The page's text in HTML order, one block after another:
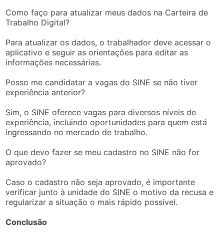
Como faço para atualizar meus dados na Carteira de
Trabalho Digital?
Para atualizar os dados, o trabalhador deve acessar o
aplicativo e seguir as orientações para editar as
informações necessárias.
Posso me candidatar a vagas do SINE se não tiver
experiência anterior?
Sim, o SINE oferece vagas para diversos níveis de
experiência, incluindo oportunidades para quem está
ingressando no mercado de trabalho.
O que devo fazer se meu cadastro no SINE não for
aprovado?
Caso o cadastro não seja aprovado, é importante
verificar junto à unidade do SINE o motivo da recusa e
regularizar a situação o mais rápido possível.
Conclusão